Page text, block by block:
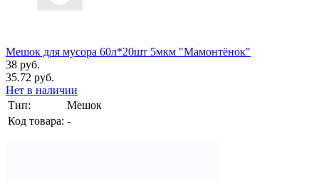
Мешок для мусора 60л*20шт 5мкм "Мамонтёнок"
38 руб.
35.72 руб.
Нет в наличии
Тип:
Мешок
Код товара: -